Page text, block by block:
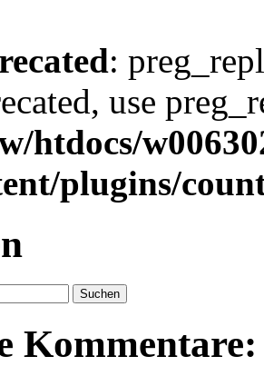
:
use
htdocs/
plugins/
Kommentare: